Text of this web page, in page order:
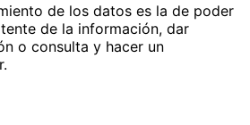
de los datos es la de poder
de la información, dar
o consulta y hacer un